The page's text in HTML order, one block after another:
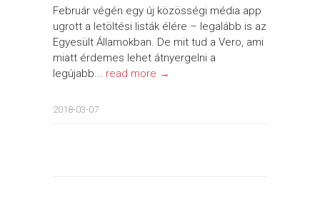
Február végén egy új közösségi média app
ugrott a letöltési listák élére – legalább is az
Egyesült Államokban. De mit tud a Vero, ami
miatt érdemes lehet átnyergelni a
legújabb... read more →
2018-03-07